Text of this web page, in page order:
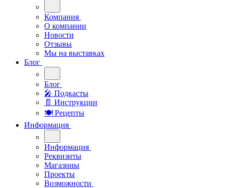
Компания
О компании
Новости
Отзывы
Мы на выставках
Блог
Блог
🎤︎︎ Подкасты
📄 Инструкции
🍽 Рецепты
Информация
Информация
Реквизиты
Магазины
Проекты
Возможности